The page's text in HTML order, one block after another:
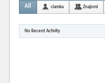
All ciamka Znajomi
No Recent Activity